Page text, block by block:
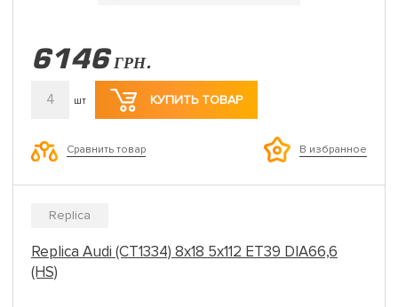
6146 ГРН.
4 шт КУПИТЬ ТОВАР
Сравнить товар В избранное
Replica
Replica Audi (CT1334) 8x18 5x112 ET39 DIA66,6
(HS)